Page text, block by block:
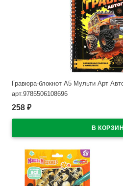
Гравюра-блокнот А5 Мульти Арт
арт.9785506108696
В наличии
258 ₽